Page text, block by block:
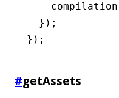
    compilation
  });
});
#getAssets